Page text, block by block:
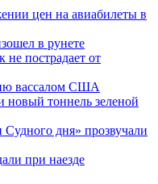
цен на авиабилеты в
в рунете
не пострадает от
вассалом США
новый тоннель зеленой
дня» прозвучали
при наезде